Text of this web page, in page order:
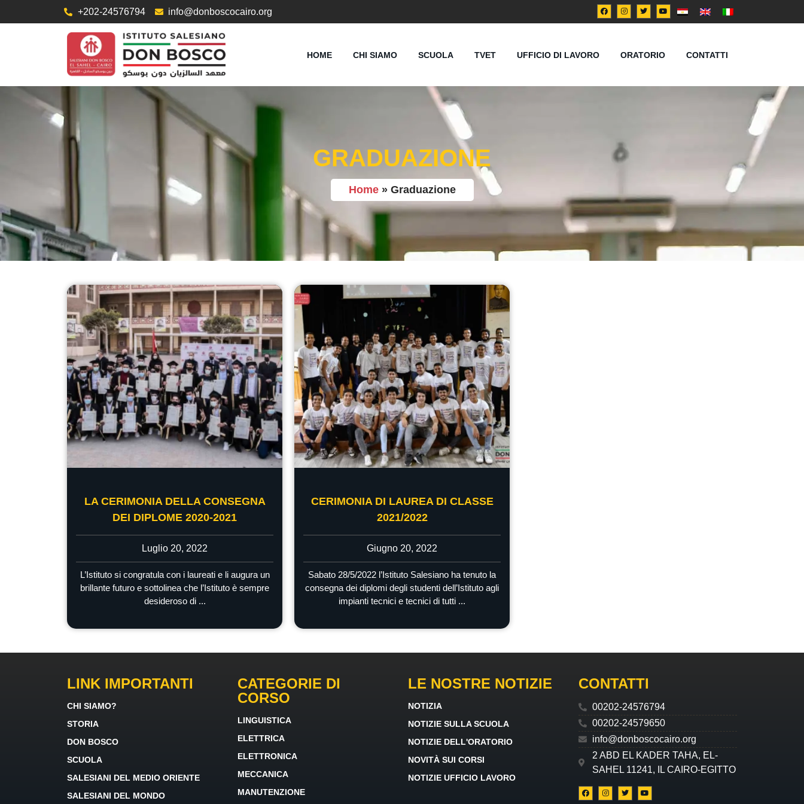
+202-24576794 info@donboscocairo.org
HOME CHI SIAMO SCUOLA TVET UFFICIO DI LAVORO ORATORIO CONTATTI
GRADUAZIONE
Home» Graduazione
LA CERIMONIA DELLA CONSEGNA
DEI DIPLOME 2020-2021
Luglio 20, 2022
L’Istituto si congratula con i laureati e li augura un
brillante futuro e sottolinea che l’Istituto è sempre
desideroso di ...
CERIMONIA DI LAUREA DI CLASSE
2021/2022
Giugno 20, 2022
Sabato 28/5/2022 l’Istituto Salesiano ha tenuto la
consegna dei diplomi degli studenti dell’Istituto agli
impianti tecnici e tecnici di tutti ...
LINK IMPORTANTI
CHI SIAMO?
STORIA
DON BOSCO
SCUOLA
SALESIANI DEL MEDIO ORIENTE
SALESIANI DEL MONDO
CATEGORIE DI
CORSO
LINGUISTICA
ELETTRICA
ELETTRONICA
MECCANICA
MANUTENZIONE
LE NOSTRE NOTIZIE
NOTIZIA
NOTIZIE SULLA SCUOLA
NOTIZIE DELL'ORATORIO
NOVITÀ SUI CORSI
NOTIZIE UFFICIO LAVORO
CONTATTI
00202-24576794
00202-24579650
info@donboscocairo.org
2 ABD EL KADER TAHA, EL-
SAHEL 11241, IL CAIRO-EGITTO